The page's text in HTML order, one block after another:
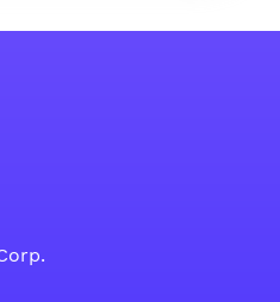
grupu grupu